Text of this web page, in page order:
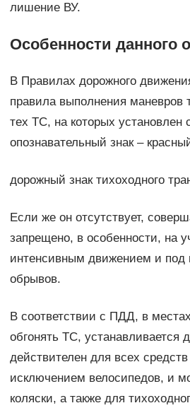
лишение ВУ.
Особенности данного
В Правилах дорожного
правила выполнения маневров
тех ТС, на которых установлен
опознавательный знак –
дорожный знак тихоходного
Если же он отсутствует,
запрещено, в особенности, на
интенсивным движением и под
обрывов.
В соответствии с ПДД, в
обгонять ТС, устанавливается
действителен для всех
исключением велосипедов, и
коляски, а также для